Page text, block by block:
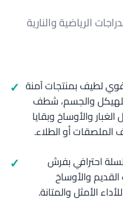
الرياضية والنارية
لطيف بمنتجات آمنة
للهيكل والجسم، شطف
والأوساخ وبقايا
أو الطلاء.
احترافي بفرش
والأوساخ
الأمثل والمتانة.